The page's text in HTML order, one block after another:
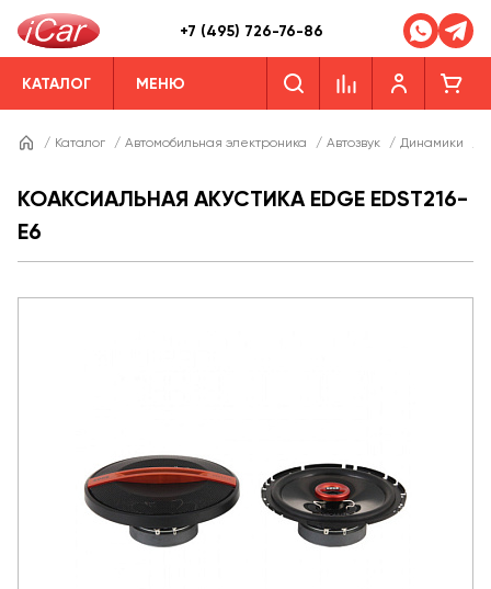
+7 (495) 726-76-86
КАТАЛОГ МЕНЮ
/ Каталог / Автомобильная электроника / Автозвук / Динамики
КОАКСИАЛЬНАЯ АКУСТИКА EDGE EDST216-
E6